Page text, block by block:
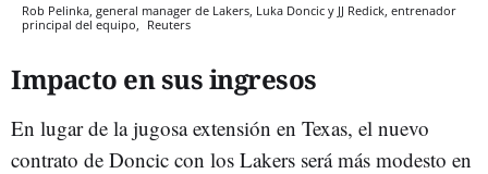
Rob Pelinka, general manager de Lakers, Luka Doncic y JJ Redick, entrenador
principal del equipo,
Reuters
Impacto en sus ingresos
En lugar de la jugosa extensión en Texas, el nuevo
contrato de Doncic con los Lakers será más modesto en